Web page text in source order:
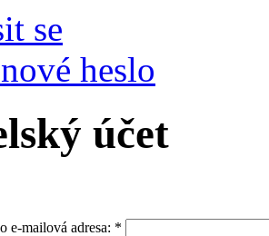
se
heslo
účet
e-mailová adresa: *